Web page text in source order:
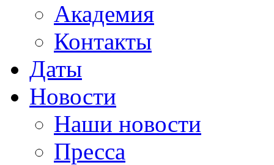
Академия
Контакты
Даты
Новости
Наши новости
Пресса